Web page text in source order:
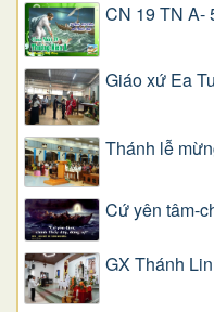
CN 19 TN A-
Giáo xứ Ea
Thánh lễ
Cứ yên tâm-
GX Thánh